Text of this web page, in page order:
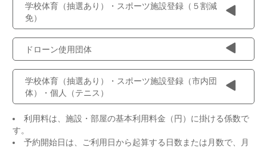
学校体育（抽選あり）・スポーツ施設登録（５割減
免）
ドローン使用団体
学校体育（抽選あり）・スポーツ施設登録（市内団
体）・個人（テニス）
利用料は、施設・部屋の基本利用料金（円）に掛ける係数で
す。
予約開始日は、ご利用日から起算する日数または月数で、月